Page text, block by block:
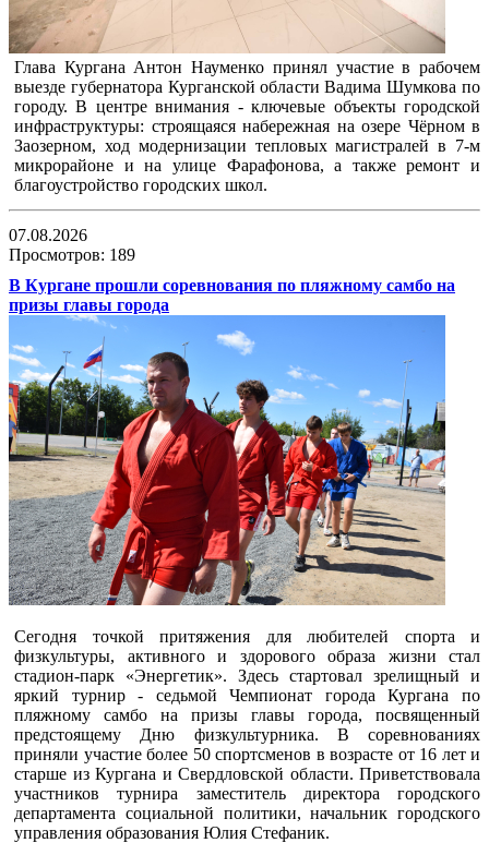
Глава Кургана Антон Науменко принял участие в рабочем
выезде губернатора Курганской области Вадима Шумкова по
городу. В центре внимания - ключевые объекты городской
инфраструктуры: строящаяся набережная на озере Чёрном в
Заозерном, ход модернизации тепловых магистралей в 7-м
микрорайоне и на улице Фарафонова, а также ремонт и
благоустройство городских школ.
07.08.2026
Просмотров: 189
В Кургане прошли соревнования по пляжному самбо на
призы главы города
Сегодня точкой притяжения для любителей спорта и
физкультуры, активного и здорового образа жизни стал
стадион-парк «Энергетик». Здесь стартовал зрелищный и
яркий турнир - седьмой Чемпионат города Кургана по
пляжному самбо на призы главы города, посвященный
предстоящему Дню физкультурника. В соревнованиях
приняли участие более 50 спортсменов в возрасте от 16 лет и
старше из Кургана и Свердловской области. Приветствовала
участников турнира заместитель директора городского
департамента социальной политики, начальник городского
управления образования Юлия Стефаник.